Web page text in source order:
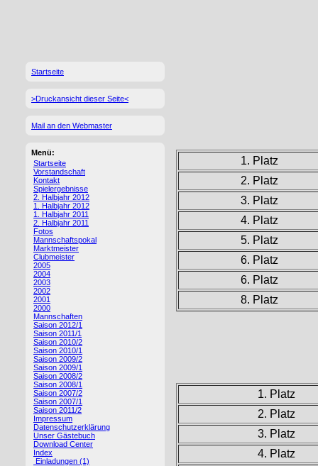
Startseite
>Druckansicht dieser Seite<
Mail an den Webmaster
Menü:
Startseite
Vorstandschaft
Kontakt
Spielergebnisse
2. Halbjahr 2012
1. Halbjahr 2012
1. Halbjahr 2011
2. Halbjahr 2011
Fotos
Mannschaftspokal
Marktmeister
Clubmeister
2005
2004
2003
2002
2001
2000
Mannschaften
Saison 2012/1
Saison 2011/1
Saison 2010/2
Saison 2010/1
Saison 2009/2
Saison 2009/1
Saison 2008/2
Saison 2008/1
Saison 2007/2
Saison 2007/1
Saison 2011/2
Impressum
Datenschutzerklärung
Unser Gästebuch
Download Center
Index
Einladungen (1)
1. Platz
2. Platz
3. Platz
4. Platz
5. Platz
6. Platz
6. Platz
8. Platz
1. Platz
2. Platz
3. Platz
4. Platz